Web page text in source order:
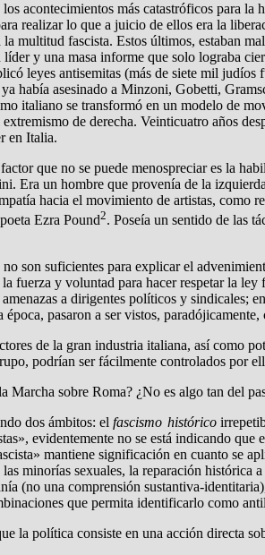
acontecimientos más catastróficos para
realizar lo que a juicio de ellos era la
multitud fascista. Estos últimos, estaban
y una masa informe que solo lograba
leyes antisemitas (más de siete mil
había asesinado a Minzoni, Gobetti,
italiano se transformó en un modelo de
de derecha. Veinticuatro años
en Italia.
que no se puede menospreciar es la
Era un hombre que provenía de la
hacia el movimiento de artistas, como
Ezra Pound2. Poseía un sentido de las
son suficientes para explicar el
fuerza y voluntad para hacer respetar la
a dirigentes políticos y sindicales;
época, pasaron a ser vistos,
de la gran industria italiana, así como
podrían ser fácilmente controlados por
Marcha sobre Roma? ¿No es algo tan del
dos ámbitos: el fascismo histórico
evidentemente no se está indicando
mantiene significación en cuanto se
minorías sexuales, la reparación
(no una comprensión sustantiva-
que permita identificarlo como
la política consiste en una acción directa